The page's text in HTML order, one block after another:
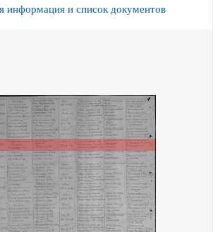
информация и список документов